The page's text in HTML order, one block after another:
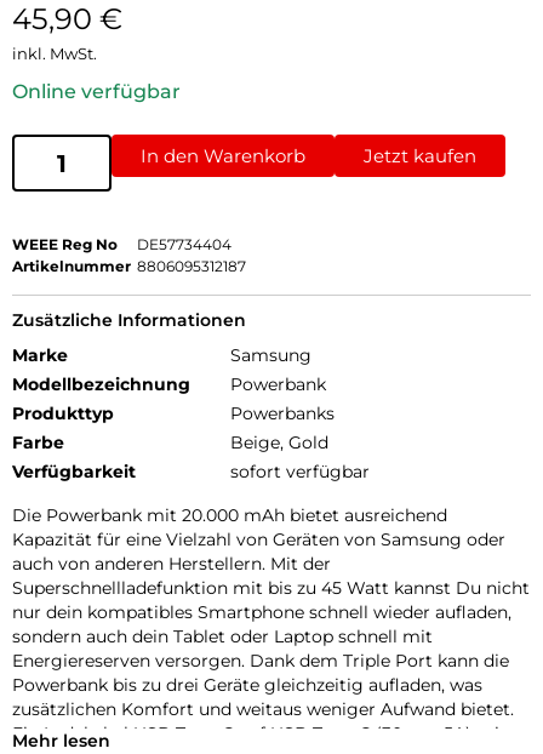
45,90 €
inkl. MwSt.
Online verfügbar
In den Warenkorb Jetzt kaufen
WEEE Reg No
DE57734404
Artikelnummer 8806095312187
Zusätzliche Informationen
Marke
Samsung
Modellbezeichnung
Powerbank
Produkttyp
Powerbanks
Farbe
Beige, Gold
Verfügbarkeit
sofort verfügbar
Die Powerbank mit 20.000 mAh bietet ausreichend
Kapazität für eine Vielzahl von Geräten von Samsung oder
auch von anderen Herstellern. Mit der
Superschnellladefunktion mit bis zu 45 Watt kannst Du nicht
nur dein kompatibles Smartphone schnell wieder aufladen,
sondern auch dein Tablet oder Laptop schnell mit
Energiereserven versorgen. Dank dem Triple Port kann die
Powerbank bis zu drei Geräte gleichzeitig aufladen, was
zusätzlichen Komfort und weitaus weniger Aufwand bietet.
Ein Ladekabel USB Type-C auf USB Type-C (30 cm, 5A) mit
Mehr lesen